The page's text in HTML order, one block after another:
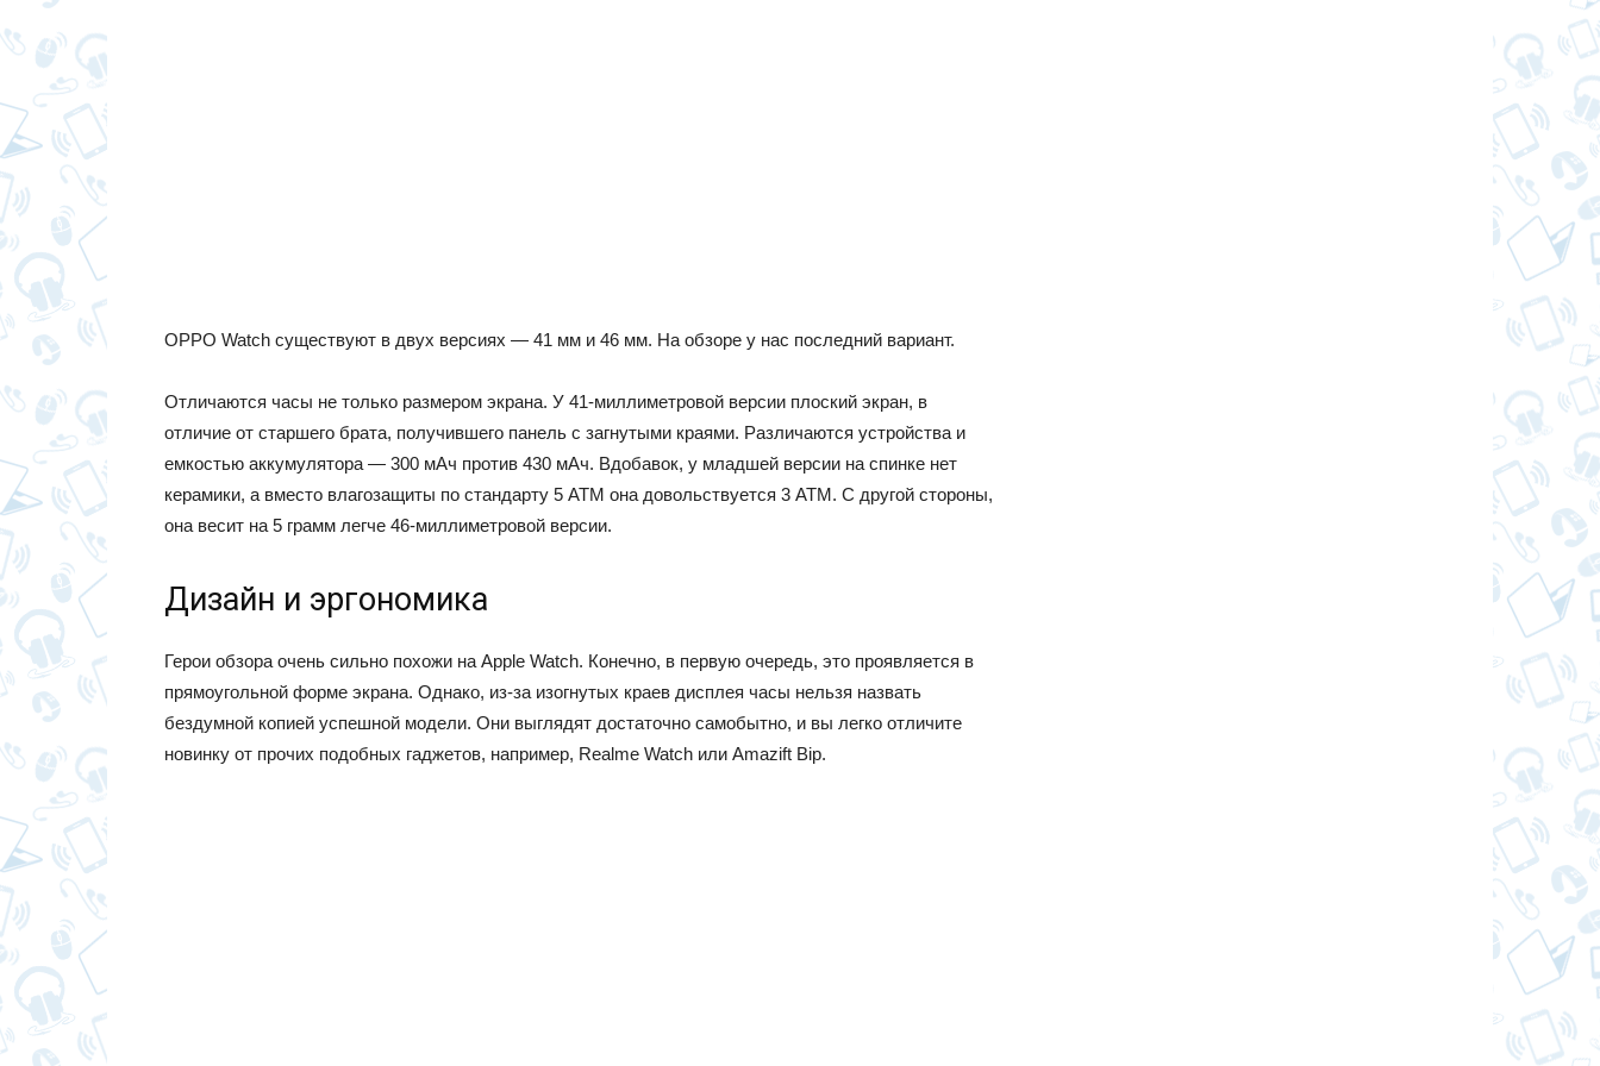
OPPO Watch существуют в двух версиях — 41 мм и 46 мм. На обзоре у нас последний вариант.
Отличаются часы не только размером экрана. У 41-миллиметровой версии плоский экран, в
отличие от старшего брата, получившего панель с загнутыми краями. Различаются устройства и
емкостью аккумулятора — 300 мАч против 430 мАч. Вдобавок, у младшей версии на спинке нет
керамики, а вместо влагозащиты по стандарту 5 АТМ она довольствуется 3 АТМ. С другой стороны,
она весит на 5 грамм легче 46-миллиметровой версии.
Дизайн и эргономика
Герои обзора очень сильно похожи на Apple Watch. Конечно, в первую очередь, это проявляется в
прямоугольной форме экрана. Однако, из-за изогнутых краев дисплея часы нельзя назвать
бездумной копией успешной модели. Они выглядят достаточно самобытно, и вы легко отличите
новинку от прочих подобных гаджетов, например, Realme Watch или Amazift Bip.